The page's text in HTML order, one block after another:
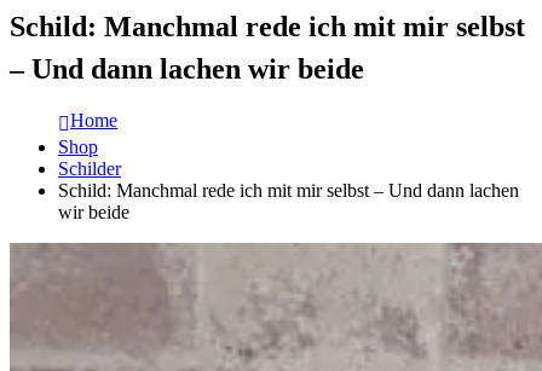
Schild: Manchmal rede ich mit mir selbst
– Und dann lachen wir beide
Home
Shop
Schilder
Schild: Manchmal rede ich mit mir selbst – Und dann lachen
wir beide